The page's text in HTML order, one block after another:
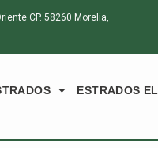
CP. 58260 Morelia,
ESTRADOS